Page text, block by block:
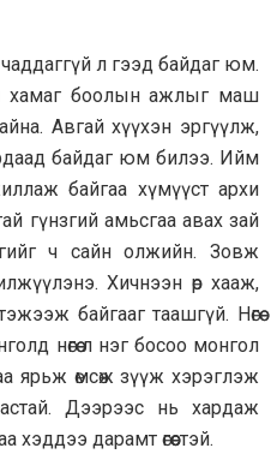
л гээд байдаг юм.
хамаг боолын ажлыг маш
Авгай хүүхэн эргүүлж,
байдаг юм билээ. Ийм
байгаа хүмүүст архи
гүнзгий амьсгаа авах зай
ч сайн олжийн. Зовж
Хичнээн ѳр хааж,
байгааг таашгүй. Нѳгѳѳ
нѳгѳѳ л нэг босоо монгол
ярьж ѳмсѳж зүүж хэрэглэж
Дээрээс нь хардаж
дарамт ѳгѳѳстэй.